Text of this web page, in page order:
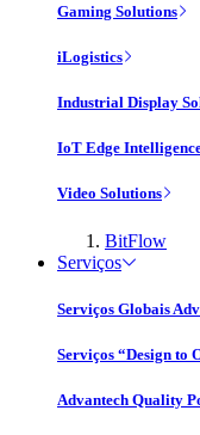
Gaming Solutions
iLogistics
Industrial Display
IoT Edge
Video Solutions
BitFlow
Serviços
Serviços Globais
Serviços “Design to
Advantech Quality